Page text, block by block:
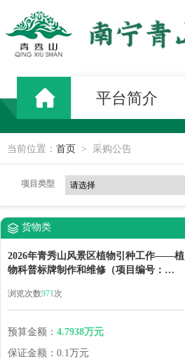
平台简介
当前位置： 首页 > 采购公告
项目类型
货物类
2026年青秀山风景区植物引种工作——植
物科普标牌制作和维修（项目编号：
浏览次数971次
预算金额： 4.7938万元
保证金额： 0.1万元